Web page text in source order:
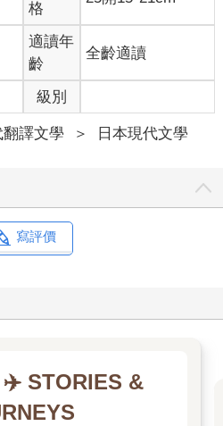
定又會受到憲民黨的抵制，到時
兩黨的關係@早就纏成一團亂麻
人，要在這種情況下掌舵都不是
如此軟弱。」
成聯合內閣的民連黨看破手腳，
臉色，田邊內心肯定對這樣的現
民黨對田邊民政黨的構圖了。」
是為了臨陣脫逃的藉口。藏本志
以說是辯才無礙的政客。
。」
，就像個聽不懂人話的小孩，嘴
面的雙眸對泰山發射控訴的光
格
適讀年
齡
全齡適讀
級別
翻譯文學 ＞ 日本現代文學
寫評價
✈️ STORIES &